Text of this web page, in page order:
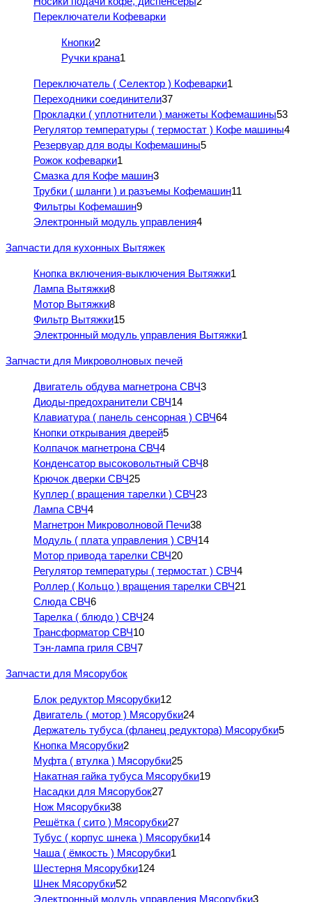
Переключатели Кофеварки
Кнопки2
Ручки крана1
Переключатель ( Селектор ) Кофеварки1
Переходники соединители37
Прокладки ( уплотнители ) манжеты Кофемашины53
Регулятор температуры ( термостат ) Кофе машины4
Резервуар для воды Кофемашины5
Рожок кофеварки1
Смазка для Кофе машин3
Трубки ( шланги ) и разъемы Кофемашин11
Фильтры Кофемашин9
Электронный модуль управления4
Запчасти для кухонных Вытяжек
Кнопка включения-выключения Вытяжки1
Лампа Вытяжки8
Мотор Вытяжки8
Фильтр Вытяжки15
Электронный модуль управления Вытяжки1
Запчасти для Микроволновых печей
Двигатель обдува магнетрона СВЧ3
Диоды-предохранители СВЧ14
Клавиатура ( панель сенсорная ) СВЧ64
Кнопки открывания дверей5
Колпачок магнетрона СВЧ4
Конденсатор высоковольтный СВЧ8
Крючок дверки СВЧ25
Куплер ( вращения тарелки ) СВЧ23
Лампа СВЧ4
Магнетрон Микроволновой Печи38
Модуль ( плата управления ) СВЧ14
Мотор привода тарелки СВЧ20
Регулятор температуры ( термостат ) СВЧ4
Роллер ( Кольцо ) вращения тарелки СВЧ21
Слюда СВЧ6
Тарелка ( блюдо ) СВЧ24
Трансформатор СВЧ10
Тэн-лампа гриля СВЧ7
Запчасти для Мясорубок
Блок редуктор Мясорубки12
Двигатель ( мотор ) Мясорубки24
Держатель тубуса (фланец редуктора) Мясорубки5
Кнопка Мясорубки2
Муфта ( втулка ) Мясорубки25
Накатная гайка тубуса Мясорубки19
Насадки для Мясорубок27
Нож Мясорубки38
Решётка ( сито ) Мясорубки27
Тубус ( корпус шнека ) Мясорубки14
Чаша ( ёмкость ) Мясорубки1
Шестерня Мясорубки124
Шнек Мясорубки52
Электронный модуль управления Мясорубки3